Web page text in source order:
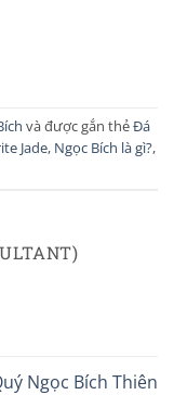
và được gắn thẻĐá
Jade, Ngọc Bích là gì?,
Ngọc Bích Thiên